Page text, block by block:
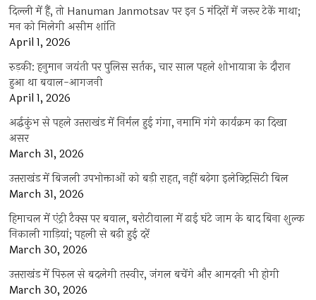
दिल्ली में हैं, तो Hanuman Janmotsav पर इन 5 मंदिरों में जरूर टेकें माथा;
मन को मिलेगी असीम शांति
April 1, 2026
रुड़की: हनुमान जयंती पर पुलिस सर्तक, चार साल पहले शोभायात्रा के दौरान
हुआ था बवाल-आगजनी
April 1, 2026
अर्द्धकुंभ से पहले उत्तराखंड में निर्मल हुई गंगा, नमामि गंगे कार्यक्रम का दिखा
असर
March 31, 2026
उत्तराखंड में बिजली उपभोक्ताओं को बड़ी राहत, नहीं बढ़ेगा इलेक्ट्रिसिटी बिल
March 31, 2026
हिमाचल में एंट्री टैक्स पर बवाल, बरोटीवाला में ढाई घंटे जाम के बाद बिना शुल्क
निकाली गाड़ियां; पहली से बढ़ी हुई दरें
March 30, 2026
उत्तराखंड में पिरुल से बदलेगी तस्वीर, जंगल बचेंगे और आमदनी भी होगी
March 30, 2026